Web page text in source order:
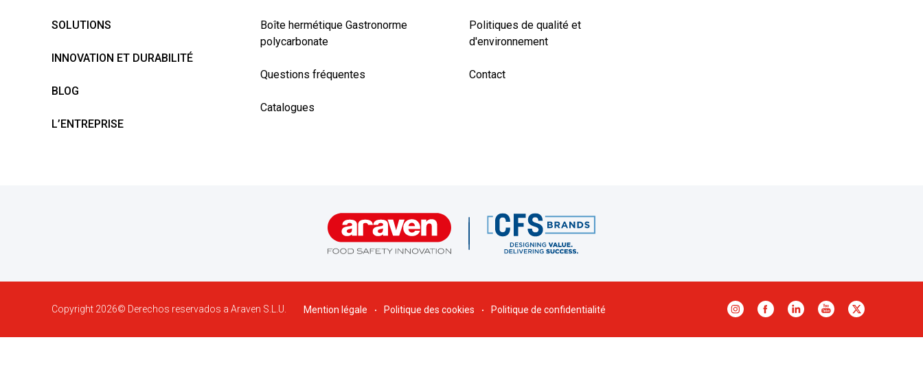
SOLUTIONS
INNOVATION ET DURABILITÉ
BLOG
L’ENTREPRISE
Boîte hermétique Gastronorme
polycarbonate
Questions fréquentes
Catalogues
Politiques de qualité et
d'environnement
Contact
Copyright 2026© Derechos reservados a Araven S.L.U. Mention légale Politique des cookies Politique de confidentialité